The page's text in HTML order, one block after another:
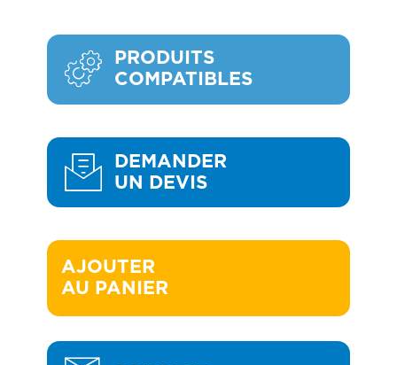
PRODUITS
COMPATIBLES
DEMANDER
UN DEVIS
AJOUTER
AU PANIER